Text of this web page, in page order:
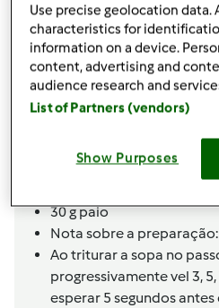
10gleite gordo
1 alho
Salsa picada q.b.
5 pimentas moída ao
Noz moscada q.b.
gqueijo,flamengo
30 g paio
Nota sobre a preparação:
Ao triturar a sopa no
progressivamente vel 3,
esperar 5 segundos
Use precise geolocation data.
characteristics for
information on a device.
content, advertising and
audience research and
List of Partners (vendors)
Show Purposes